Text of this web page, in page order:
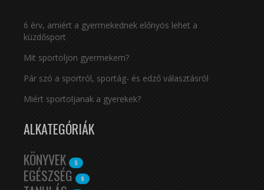
6 érv, amiért a gyermekednek előnyös lehet a
küzdősport
Mit sportoljon gyermekem?
Pár szó a sportról, sportág- és edző választásról
Miért sportoljanak a gyerekek?
ALKATEGÓRIÁK
KÖNYVEK
5
EGÉSZSÉG 9